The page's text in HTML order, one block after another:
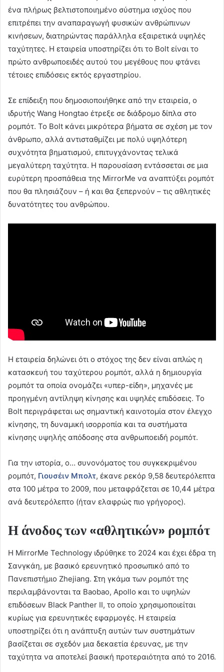
ένα πλήρως βελτιστοποιημένο σύστημα ισχύος που
επιτρέπει την αναπαραγωγή φυσικών ανθρώπινων
κινήσεων, διατηρώντας παράλληλα εξαιρετικά υψηλές
ταχύτητες. Η εταιρεία υποστηρίζει ότι το Bolt είναι το
πρώτο ανθρωποειδές αυτού του μεγέθους που φτάνει
τέτοιες επιδόσεις εκτός εργαστηρίου.
Σε επίδειξη που δημοσιοποιήθηκε από την εταιρεία, ο
ιδρυτής Wang Hongtao έτρεξε σε διάδρομο δίπλα στο
ρομπότ. Το Bolt κάνει μικρότερα βήματα σε σχέση με τον
άνθρωπο, αλλά αντισταθμίζει με πολύ υψηλότερη
συχνότητα βηματισμού, επιτυγχάνοντας τελικά
μεγαλύτερη ταχύτητα. Η παρουσίαση εντάσσεται σε μια
ευρύτερη προσπάθεια της MirrorMe να αναπτύξει ρομπότ
που θα πλησιάζουν – ή και θα ξεπερνούν – τις αθλητικές
δυνατότητες του ανθρώπου.
Η εταιρεία δηλώνει ότι ο στόχος της δεν είναι απλώς η
κατασκευή του ταχύτερου ρομπότ, αλλά η δημιουργία
ρομπότ τα οποία ονομάζει «υπερ-είδη», μηχανές με
προηγμένη αντίληψη κίνησης και υψηλές επιδόσεις. Το
Bolt περιγράφεται ως σημαντική καινοτομία στον έλεγχο
κίνησης, τη δυναμική ισορροπία και τα συστήματα
κίνησης υψηλής απόδοσης στα ανθρωποειδή ρομπότ.
Για την ιστορία, ο… συνονόματος του συγκεκριμένου
ρομπότ, Γιουσέιν Μπολτ, έκανε ρεκόρ 9,58 δευτερόλεπτα
στα 100 μέτρα το 2009, που μεταφράζεται σε 10,44 μέτρα
ανά δευτερόλεπτο (ήταν ελαφρώς πιο γρήγορος).
Η άνοδος των «αθλητικών» ρομπότ
Η MirrorMe Technology ιδρύθηκε το 2024 και έχει έδρα τη
Σανγκάη, με βασικό ερευνητικό προσωπικό από το
Πανεπιστήμιο Zhejiang. Στη γκάμα των ρομπότ της
περιλαμβάνονται τα Baobao, Apollo και το υψηλών
επιδόσεων Black Panther II, το οποίο χρησιμοποιείται
κυρίως για ερευνητικές εφαρμογές. Η εταιρεία
υποστηρίζει ότι η ανάπτυξη αυτών των συστημάτων
βασίζεται σε σχεδόν μια δεκαετία έρευνας, με την
ταχύτητα να αποτελεί βασική προτεραιότητα από το 2016.